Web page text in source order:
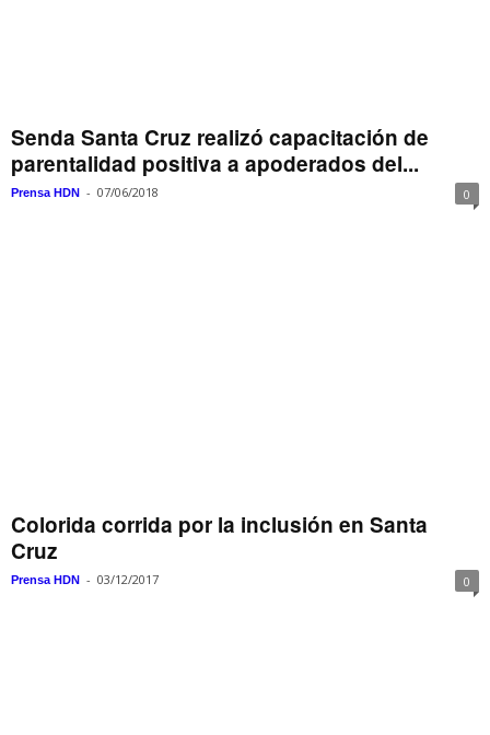
Senda Santa Cruz realizó capacitación de
parentalidad positiva a apoderados del...
Prensa HDN - 07/06/2018 0
Colorida corrida por la inclusión en Santa
Cruz
Prensa HDN - 03/12/2017 0